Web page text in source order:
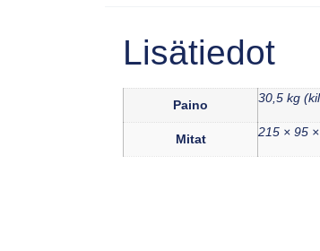
Lisätiedot
Paino 30,5 kg
Mitat 215 × 95